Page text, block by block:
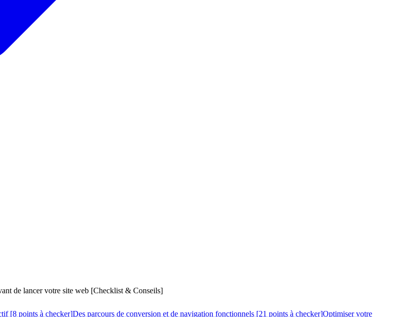
de lancer votre site web [Checklist & Conseils]
[8 points à checker]Des parcours de conversion et de navigation fonctionnels [21 points à checker]Optimiser votre